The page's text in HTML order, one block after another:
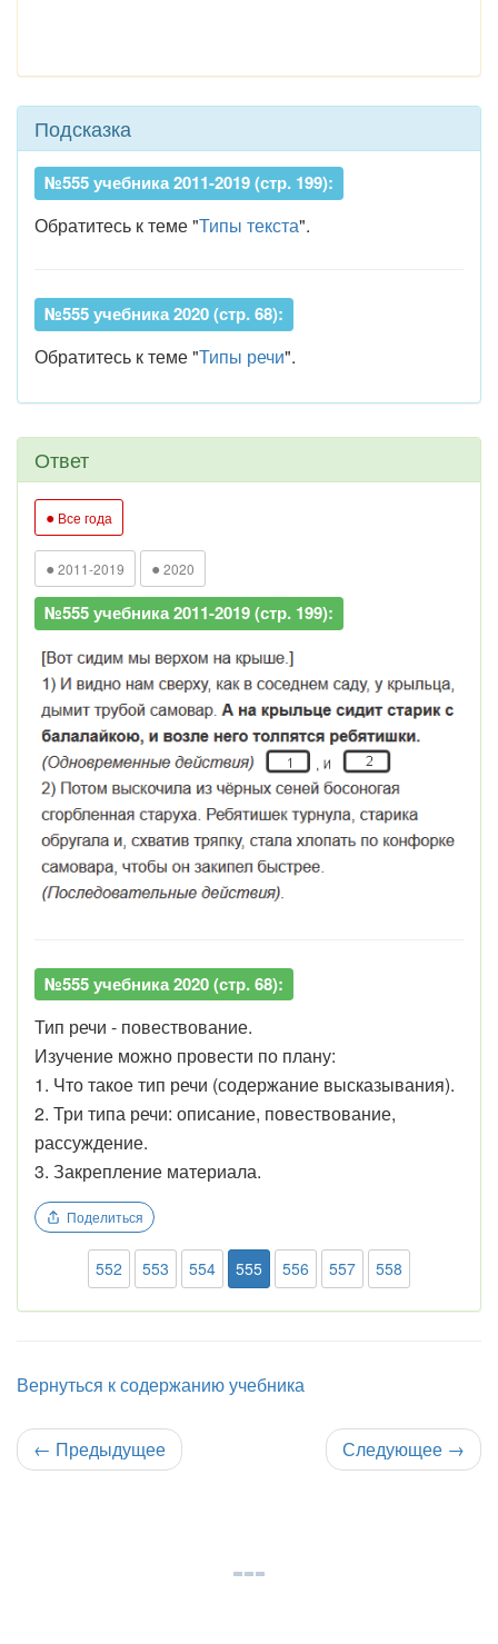
Подсказка
№555 учебника 2011-2019 (стр. 199):
Обратитесь к теме "Типы текста".
№555 учебника 2020 (стр. 68):
Обратитесь к теме "Типы речи".
Ответ
● Все года
● 2011-2019 ● 2020
№555 учебника 2011-2019 (стр. 199):
№555 учебника 2020 (стр. 68):
Тип речи - повествование.
Изучение можно провести по плану:
1. Что такое тип речи (содержание высказывания).
2. Три типа речи: описание, повествование,
рассуждение.
3. Закрепление материала.
Поделиться
552 553 554 555 556 557 558
Вернуться к содержанию учебника
← Предыдущее Следующее →